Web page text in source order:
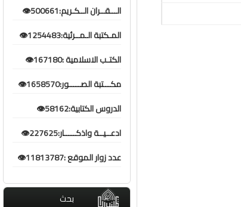
الـــقــران الــكـريم:500661👁️
المـكتبة الـمــرئية:1254483👁️
الكتـب الاسلامية :167180👁️
مكـــتبة الصـــــور:1658570👁️
الدروس الكتابية:58162👁️
ادعــيــة واذكـــــار:227625👁️
عدد زوار الموقع :11813787👁️
بحث